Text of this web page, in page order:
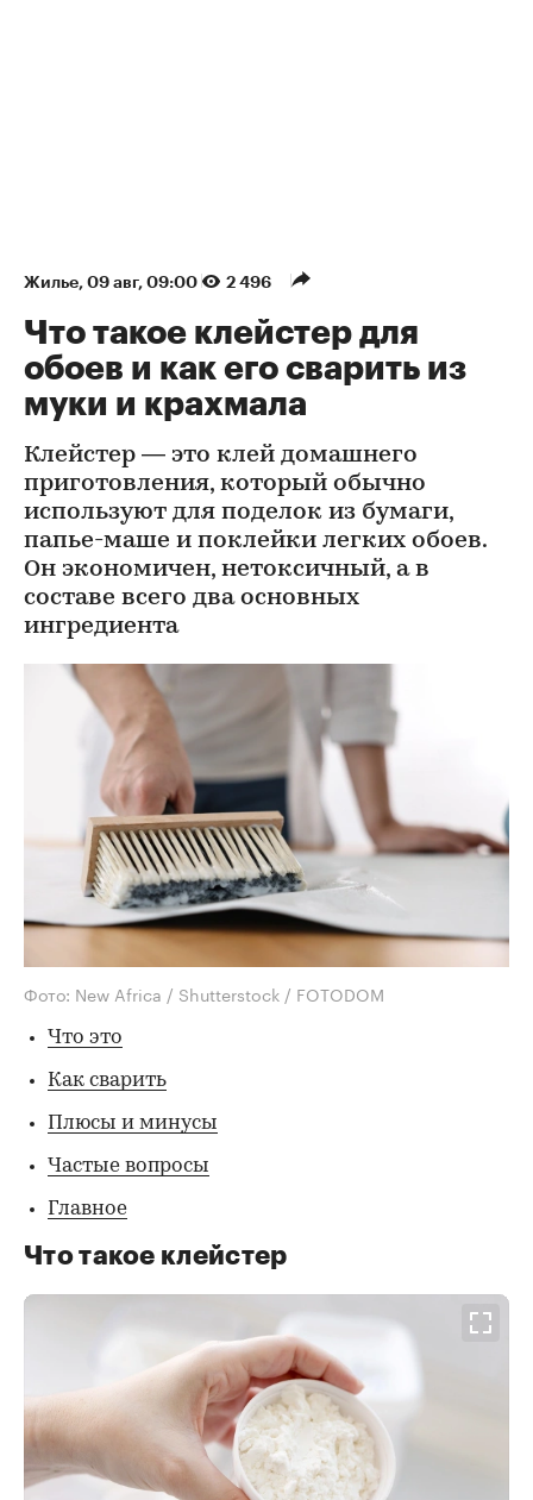
Жилье⁠, 09 авг, 09:00 2 496
Что такое клейстер для
обоев и как его сварить из
муки и крахмала
Клейстер — это клей домашнего
приготовления, который обычно
используют для поделок из бумаги,
папье-маше и поклейки легких обоев.
Он экономичен, нетоксичный, а в
составе всего два основных
ингредиента
Фото: New Africa / Shutterstock / FOTODOM
Что это
Как сварить
Плюсы и минусы
Частые вопросы
Главное
Что такое клейстер